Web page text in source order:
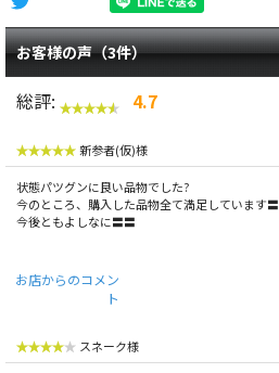
お客様の声（3件）
総評: 4.7
新参者(仮)様
状態パツグンに良い品物でした?
今のところ、購入した品物全て満足しています〓
今後ともよしなに〓〓
お店からのコメン
ト
スネーク様